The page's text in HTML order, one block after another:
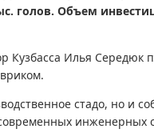
голов. Объем
Кузбасса Илья Середюк
стадо, но и
инженерных